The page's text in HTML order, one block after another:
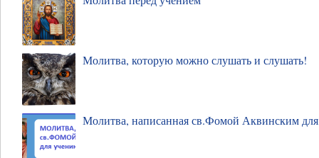
Молитва, которую можно слушать и слушать!
Молитва, написанная св.Фомой Аквинским для